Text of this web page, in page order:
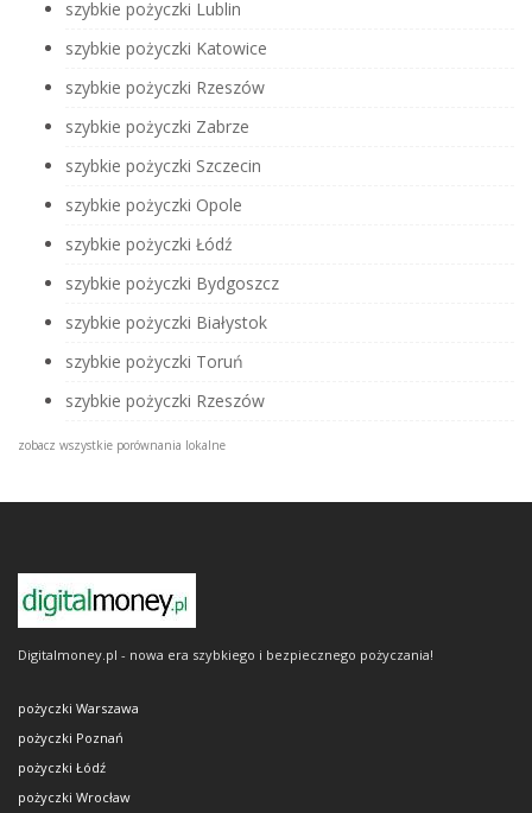
szybkie pożyczki Lublin
szybkie pożyczki Katowice
szybkie pożyczki Rzeszów
szybkie pożyczki Zabrze
szybkie pożyczki Szczecin
szybkie pożyczki Opole
szybkie pożyczki Łódź
szybkie pożyczki Bydgoszcz
szybkie pożyczki Białystok
szybkie pożyczki Toruń
szybkie pożyczki Rzeszów
zobacz wszystkie porównania lokalne
Digitalmoney.pl - nowa era szybkiego i bezpiecznego pożyczania!
pożyczki Warszawa
pożyczki Poznań
pożyczki Łódź
pożyczki Wrocław